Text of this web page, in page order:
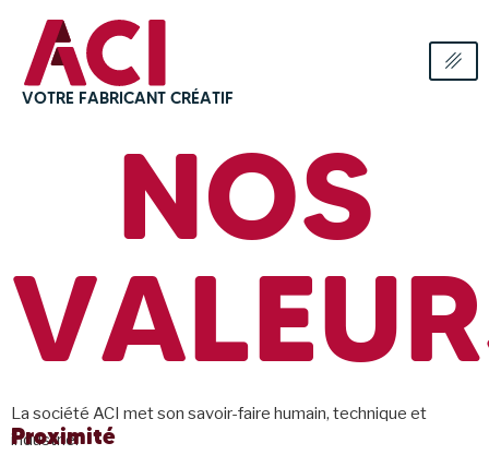
VOTRE FABRICANT CRÉATIF
NOS
La société ACI met son savoir-faire humain, technique et
industriel
Proximité